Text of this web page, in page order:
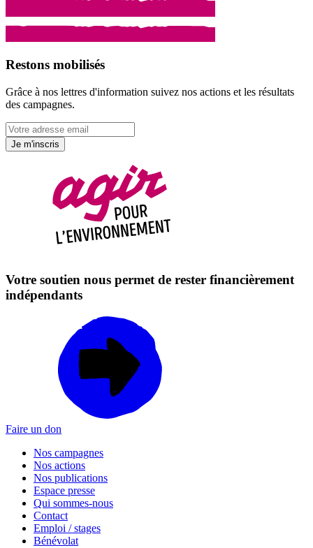
Restons mobilisés
Grâce à nos lettres d'information suivez nos actions et les résultats
des campagnes.
Je m'inscris
Votre soutien nous permet de rester financièrement
indépendants
Faire un don
Nos campagnes
Nos actions
Nos publications
Espace presse
Qui sommes-nous
Contact
Emploi / stages
Bénévolat